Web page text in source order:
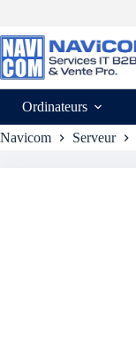
contenu
Ordinateurs
Navicom Serveur